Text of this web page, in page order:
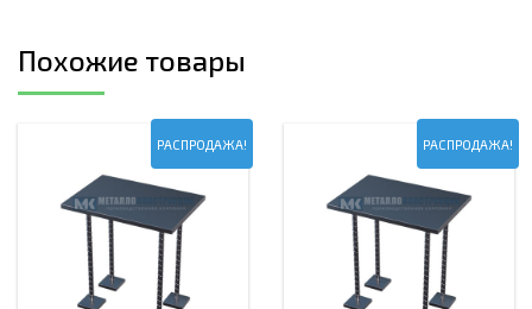
Похожие товары
РАСПРОДАЖА! РАСПРОДАЖА!